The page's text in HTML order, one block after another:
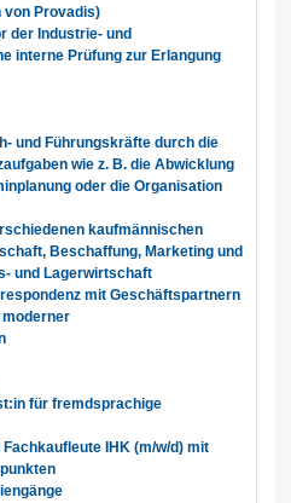
von Provadis)
der Industrie- und
interne Prüfung zur Erlangung
und Führungskräfte durch die
wie z. B. die Abwicklung
oder die Organisation
kaufmännischen
Beschaffung, Marketing und
und Lagerwirtschaft
mit Geschäftspartnern
für fremdsprachige
IHK (m/w/d) mit